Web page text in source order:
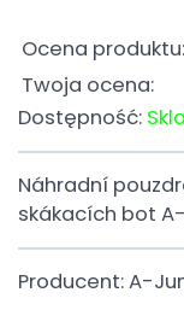
Ocena produktu:
Twoja ocena:
Dostępność:
Náhradní
skákacích bot
Producent:A-